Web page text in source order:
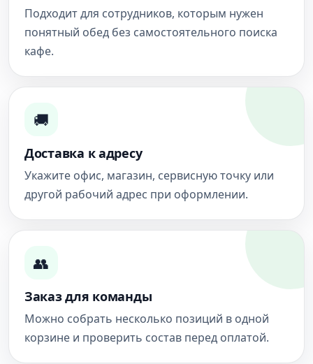
Подходит для сотрудников, которым нужен
понятный обед без самостоятельного поиска
кафе.
🚚
Доставка к адресу
Укажите офис, магазин, сервисную точку или
другой рабочий адрес при оформлении.
👥
Заказ для команды
Можно собрать несколько позиций в одной
корзине и проверить состав перед оплатой.